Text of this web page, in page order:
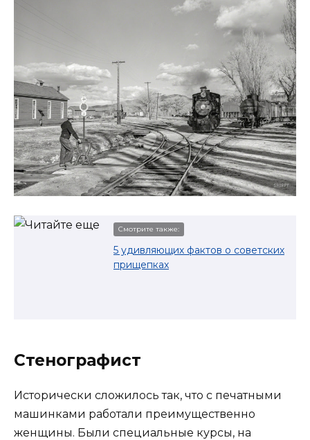
Смотрите также:
5 удивляющих фактов о советских
прищепках
Стенографист
Исторически сложилось так, что с печатными
машинками работали преимущественно
женщины. Были специальные курсы, на